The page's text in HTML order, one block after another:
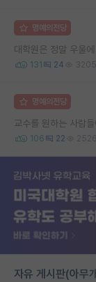
명예의전당
대학원은 정말 우울
131 24
명예의전당
교수를 원하는 사람
106 22
자유 게시판(아무